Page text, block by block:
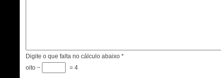
Digite o que falta no cálculo abaixo *
oito −
= 4